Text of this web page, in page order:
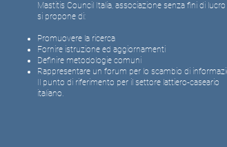
Mastitis Council Italia, associazione senza fini di
si propone di:
Promuovere la ricerca
Fornire istruzione ed aggiornamenti
Definire metodologie comuni
Rappresentare un forum per lo scambio di
Il punto di riferimento per il settore lattiero-caseario
italiano.